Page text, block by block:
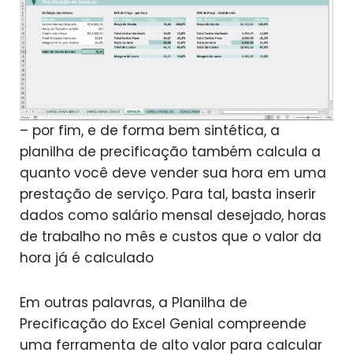
– por fim, e de forma bem sintética, a
planilha de precificação também calcula a
quanto você deve vender sua hora em uma
prestação de serviço. Para tal, basta inserir
dados como salário mensal desejado, horas
de trabalho no mês e custos que o valor da
hora já é calculado
Em outras palavras, a Planilha de
Precificação do Excel Genial compreende
uma ferramenta de alto valor para calcular